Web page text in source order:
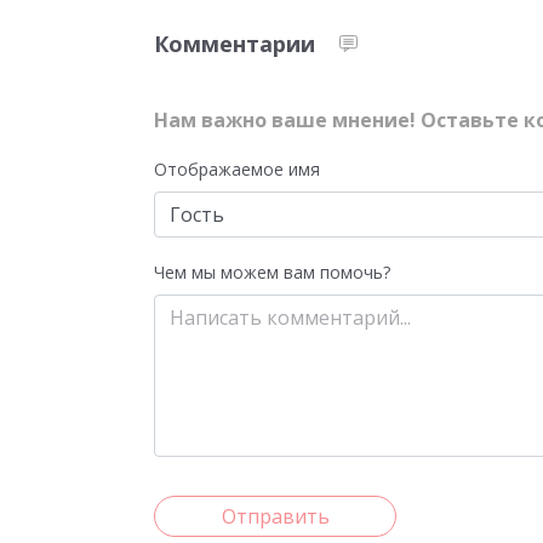
Комментарии
Нам важно ваше мнение! Оставьте
Отображаемое имя
Чем мы можем вам помочь?
Отправить